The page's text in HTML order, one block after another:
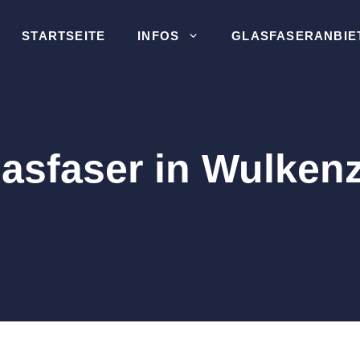
STARTSEITE INFOS
in